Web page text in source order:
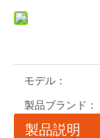
モデル：
製品ブランド：
製品説明